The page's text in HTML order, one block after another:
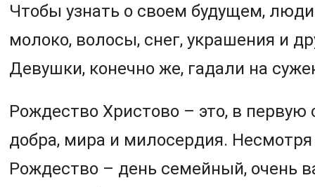
Чтобы узнать о своем будущем,
молоко, волосы, снег, украшения и
Девушки, конечно же, гадали на
Рождество Христово – это, в первую
добра, мира и милосердия. Несмотря
Рождество – день семейный, очень